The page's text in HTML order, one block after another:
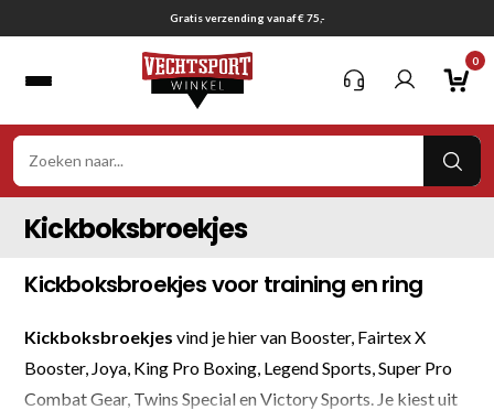
naar
Gratis verzending vanaf € 75,-
0
Kickboksbroekjes
Kickboksbroekjes voor training en ring
Kickboksbroekjes vind je hier van Booster, Fairtex X
Booster, Joya, King Pro Boxing, Legend Sports, Super Pro
Combat Gear, Twins Special en Victory Sports. Je kiest uit